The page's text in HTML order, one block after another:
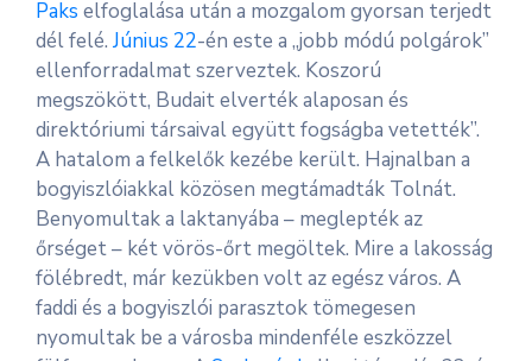
Paks elfoglalása után a mozgalom gyorsan terjedt
dél felé. Június 22-én este a „jobb módú polgárok”
ellenforradalmat szerveztek. Koszorú
megszökött, Budait elverték alaposan és
direktóriumi társaival együtt fogságba vetették”.
A hatalom a felkelők kezébe került. Hajnalban a
bogyiszlóiakkal közösen megtámadták Tolnát.
Benyomultak a laktanyába – meglepték az
őrséget – két vörös-őrt megöltek. Mire a lakosság
fölébredt, már kezükben volt az egész város. A
faddi és a bogyiszlói parasztok tömegesen
nyomultak be a városba mindenféle eszközzel